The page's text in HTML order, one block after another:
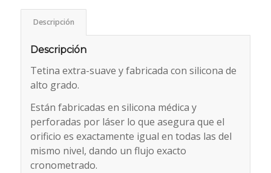
Descripción
Descripción
Tetina extra-suave y fabricada con silicona de
alto grado.
Están fabricadas en silicona médica y
perforadas por láser lo que asegura que el
orificio es exactamente igual en todas las del
mismo nivel, dando un flujo exacto
cronometrado.